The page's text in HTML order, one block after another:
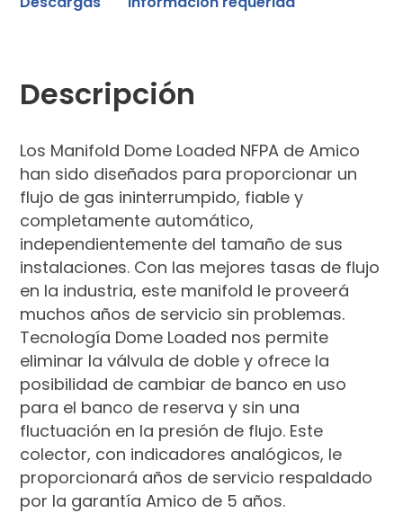
Descripción
Los Manifold Dome Loaded NFPA de Amico
han sido diseñados para proporcionar un
flujo de gas ininterrumpido, fiable y
completamente automático,
independientemente del tamaño de sus
instalaciones. Con las mejores tasas de flujo
en la industria, este manifold le proveerá
muchos años de servicio sin problemas.
Tecnología Dome Loaded nos permite
eliminar la válvula de doble y ofrece la
posibilidad de cambiar de banco en uso
para el banco de reserva y sin una
fluctuación en la presión de flujo. Este
colector, con indicadores analógicos, le
proporcionará años de servicio respaldado
por la garantía Amico de 5 años.